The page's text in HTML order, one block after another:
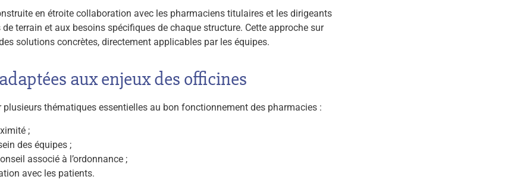
en étroite collaboration avec les pharmaciens titulaires et les dirigeants
terrain et aux besoins spécifiques de chaque structure. Cette approche sur
solutions concrètes, directement applicables par les équipes.
aux enjeux des officines
thématiques essentielles au bon fonctionnement des pharmacies :
;
des équipes ;
associé à l’ordonnance ;
avec les patients.